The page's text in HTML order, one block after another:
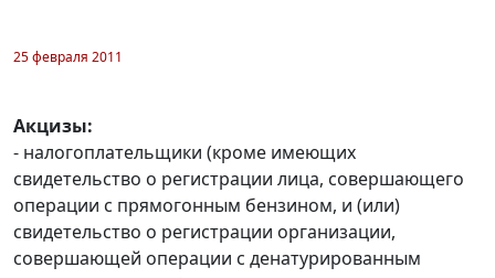
25 февраля 2011
Акцизы:
- налогоплательщики (кроме имеющих
свидетельство о регистрации лица, совершающего
операции с прямогонным бензином, и (или)
свидетельство о регистрации организации,
совершающей операции с денатурированным